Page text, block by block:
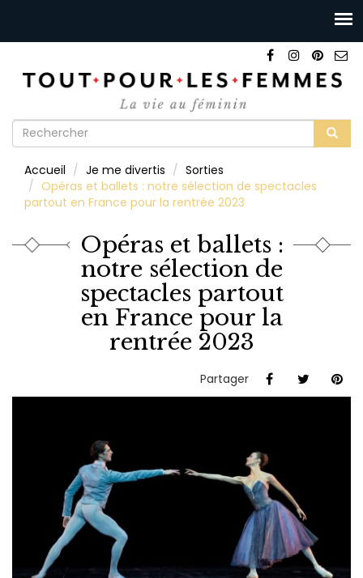
Formulaire
recherche
Accueil Je me divertis
Sorties
Opéras et ballets : notre sélection de spectacles
partout en France pour la rentrée 2023
Opéras et ballets :
notre sélection de
spectacles partout
en France pour la
rentrée 2023
Partager